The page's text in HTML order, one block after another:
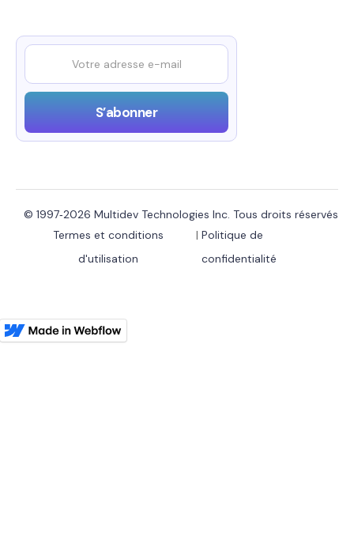
© 1997‑2026 Multidev Technologies Inc. Tous droits réservés
Termes et conditions
d'utilisation
| Politique de
confidentialité